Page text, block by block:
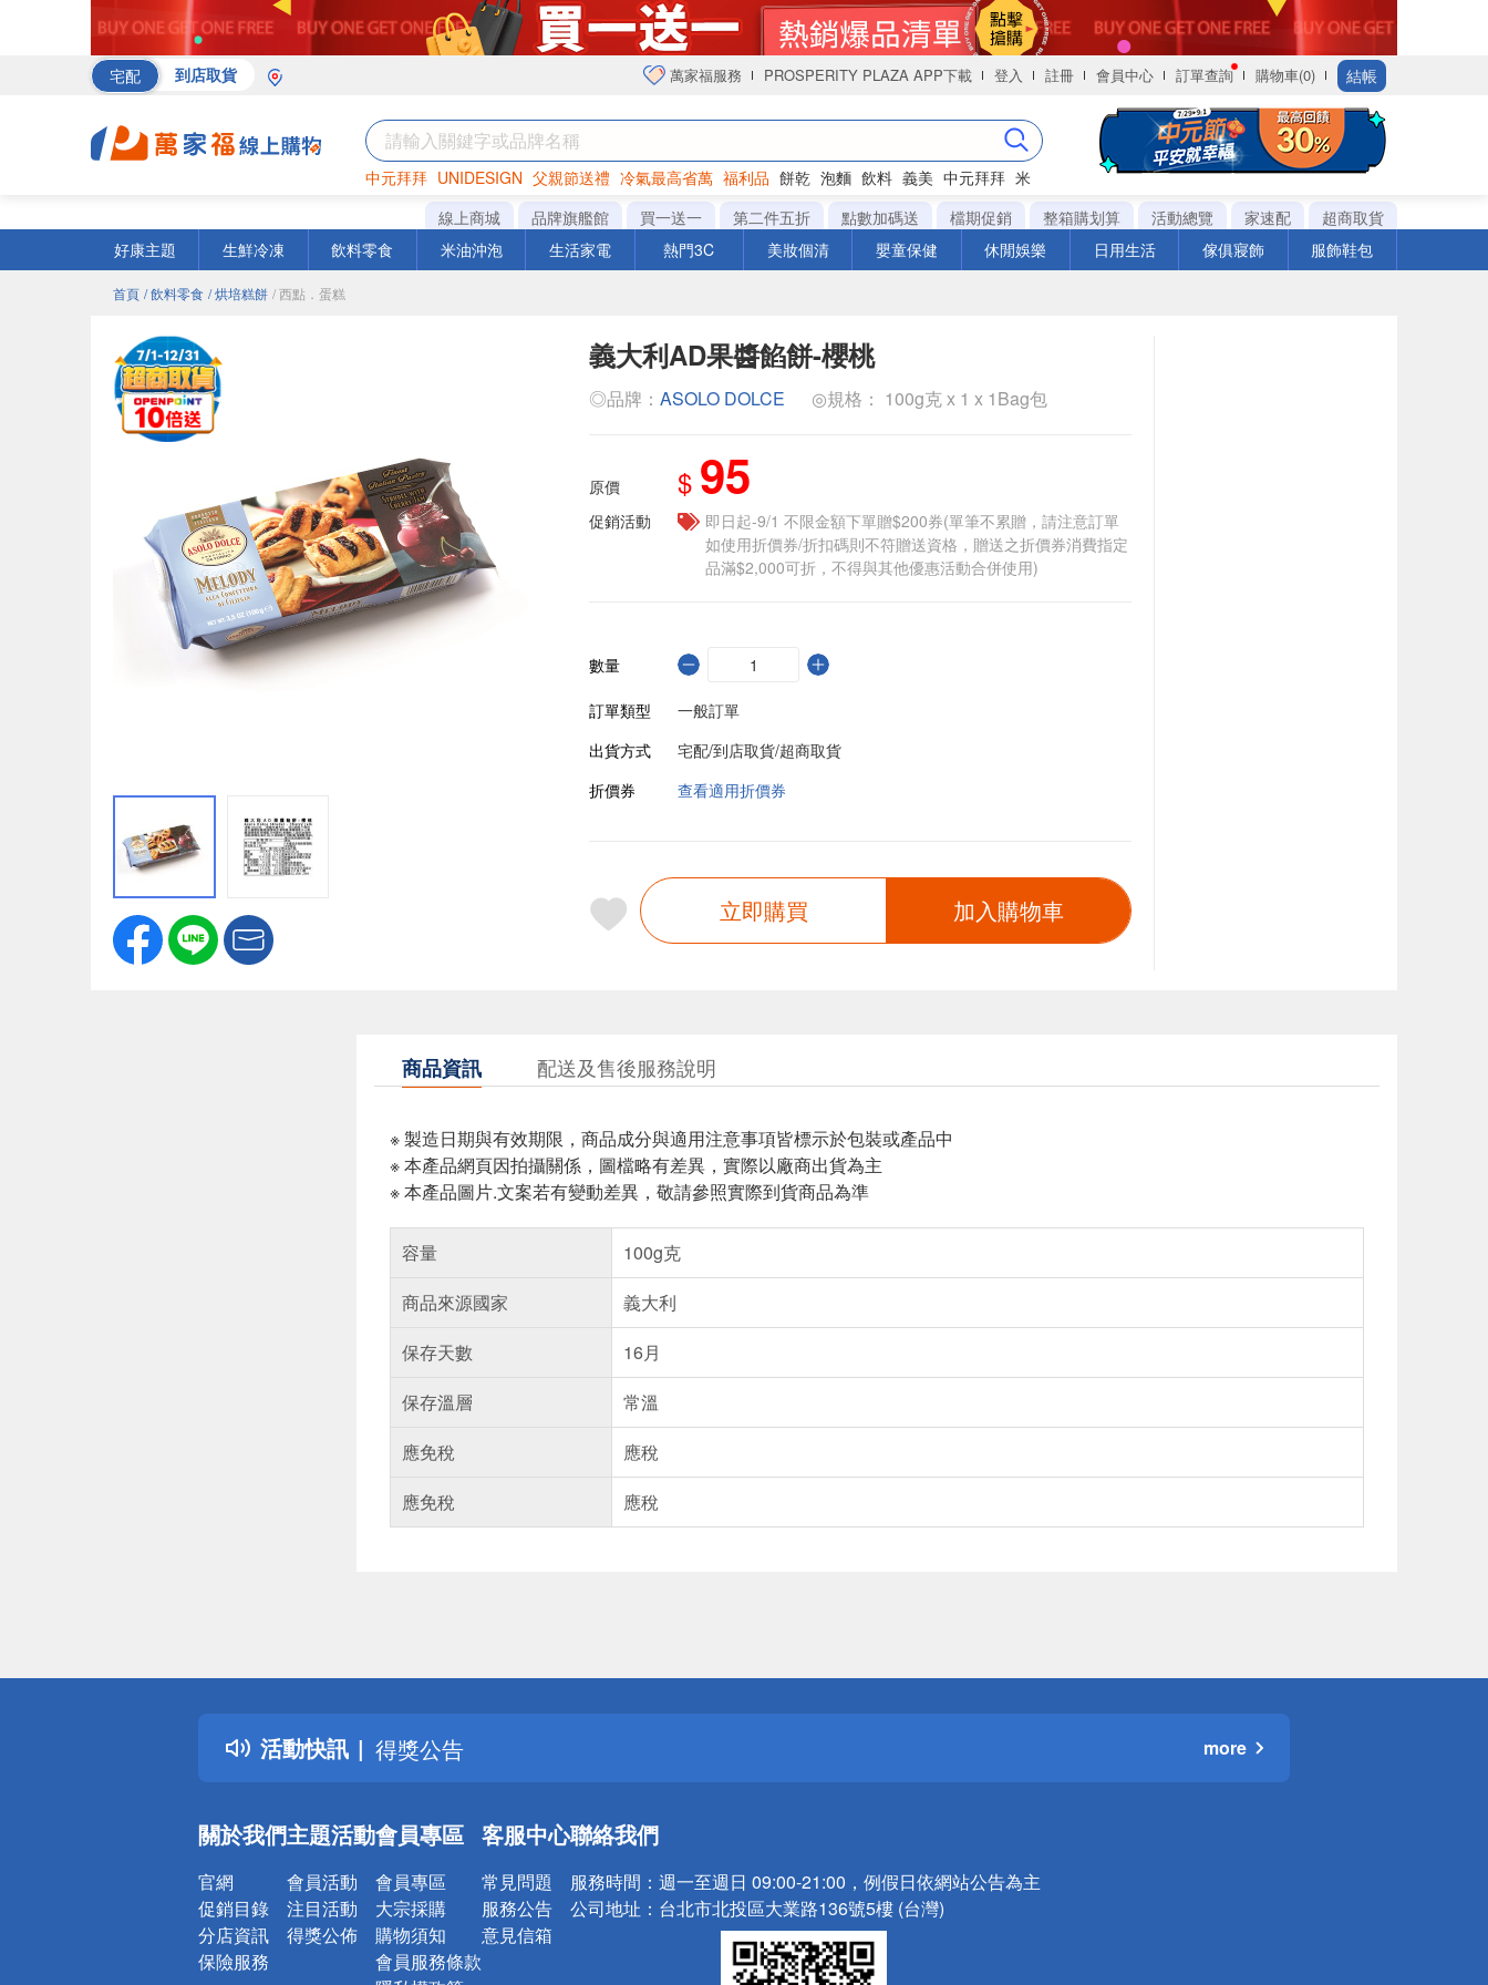
宅配 到店取貨 萬家福服務 PROSPERITY PLAZA APP下載 登入 註冊 會員中心 訂單查詢 購物車(0) 結帳
中元拜拜 UNIDESIGN 父親節送禮 冷氣最高省萬 福利品 餅乾 泡麵 飲料 義美 中元拜拜 米
海苔 巧克力 衛生紙
線上商城 品牌旗艦館 買一送一 第二件五折 點數加碼送 檔期促銷 整箱購划算 活動總覽 家速配
超商取貨
好康主題
生鮮冷凍 飲料零食 米油沖泡 生活家電 熱門3C 美妝個清 嬰童保健 休閒娛樂 日用生活 傢俱寢飾 服飾鞋包
首頁 / 飲料零食 / 烘培糕餅 / 西點．蛋糕
義大利AD果醬餡餅-櫻桃
◎品牌： ASOLO DOLCE ◎規格： 100g克 x 1 x 1Bag包
原價 $ 95
促銷活動
即日起-9/1 不限金額下單贈$200券(單筆不累贈，請注意訂單
如使用折價券/折扣碼則不符贈送資格，贈送之折價券消費指定
品滿$2,000可折，不得與其他優惠活動合併使用)
數量
訂單類型
一般訂單
出貨方式
宅配/到店取貨/超商取貨
折價券
查看適用折價券
立即購買 加入購物車
商品資訊 配送及售後服務說明
※ 製造日期與有效期限，商品成分與適用注意事項皆標示於包裝或產品中
※ 本產品網頁因拍攝關係，圖檔略有差異，實際以廠商出貨為主
※ 本產品圖片.文案若有變動差異，敬請參照實際到貨商品為準
容量
100g克
商品來源國家
義大利
保存天數
16月
保存溫層
常溫
應免稅
應稅
應免稅
應稅
活動快訊
詐騙網頁！請小心！
得獎公告
熱門話題
銀行優惠
詐騙網頁！請小心！
more
關於我們
官網
促銷目錄
分店資訊
保險服務
主題活動
會員活動
注目活動
得獎公佈
會員專區
會員專區
大宗採購
購物須知
會員服務條款
客服中心
常見問題
服務公告
意見信箱
聯絡我們
服務時間： 週一至週日 09:00-21:00，例假日依網站公告為主
公司地址： 台北市北投區大業路136號5樓 (台灣)